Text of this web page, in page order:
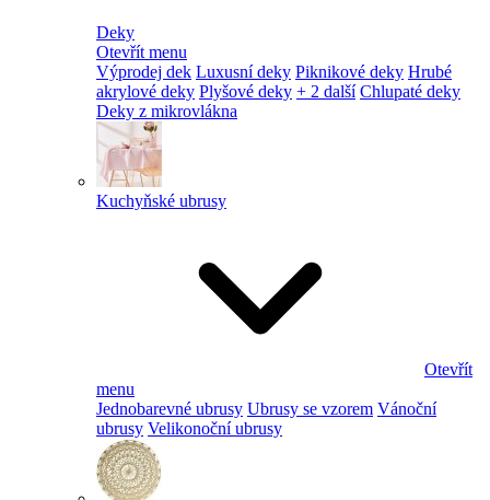
Deky
Otevřít menu
Výprodej dek Luxusní deky Piknikové deky Hrubé
akrylové deky Plyšové deky + 2 další Chlupaté deky
Deky z mikrovlákna
Kuchyňské ubrusy
Otevřít
menu
Jednobarevné ubrusy Ubrusy se vzorem Vánoční
ubrusy Velikonoční ubrusy